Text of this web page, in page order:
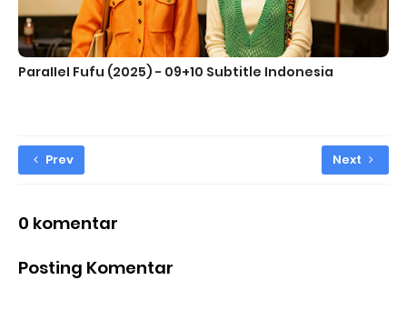
ParaIIeI Fufu (2025) - 09+10 Subtitle Indonesia
Prev Next
0 komentar
Posting Komentar